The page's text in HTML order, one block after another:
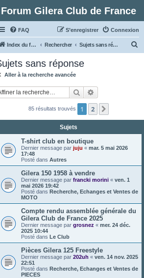
Forum Gilera Club de France
FAQ Connexion
S’enregistrer
Index du forum Rechercher Sujets sans réponse
sans réponse
Aller à la recherche avancée
Rechercher
85 résultats trouvés 1 2
Sujets
T-shirt club en boutique
Dernier message par juju « mar. 5 mai 2026
17:48
Posté dans Autres
Gilera 150 1958 à vendre
Dernier message par francki morini « ven. 1
mai 2026 19:42
Posté dans Recherche, Echanges et Ventes de
MOTO
Compte rendu assemblée générale du
Gilera Club de France 2025
Dernier message par grosnez « mer. 24 déc.
2025 10:44
Posté dans Le Club
Pièces Gilera 125 Freestyle
Dernier message par 202uh « ven. 14 nov. 2025
22:51
Posté dans Recherche, Echanges et Ventes de
PIECES